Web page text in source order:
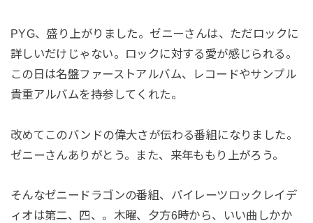
PYG、盛り上がりました。ゼニーさんは、ただロックに
詳しいだけじゃない。ロックに対する愛が感じられる。
この日は名盤ファーストアルバム、レコードやサンプル
貴重アルバムを持参してくれた。
改めてこのバンドの偉大さが伝わる番組になりました。
ゼニーさんありがとう。また、来年ももり上がろう。
そんなゼニードラゴンの番組、パイレーツロックレイデ
ィオは第二、四、。木曜、夕方6時から、いい曲しかか